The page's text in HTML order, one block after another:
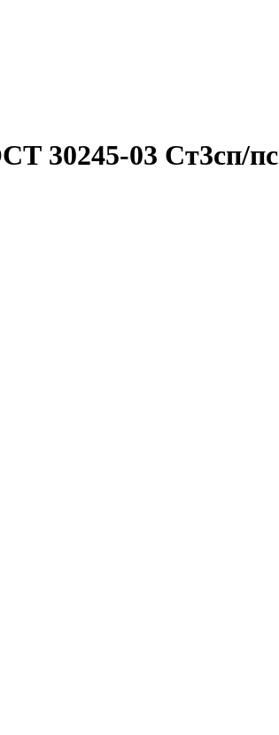
30245-03 Ст3сп/пс